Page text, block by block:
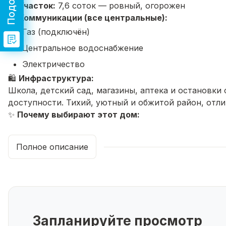
🌿
Участок: 7,6 соток — ровный, огорожен
🔌
Коммуникации (все центральные):
Газ (подключён)
Центральное водоснабжение
Электричество
🛍️ Инфраструктура:
Школа, детский сад, магазины, аптека и
доступности. Тихий, уютный и обжитой район,
✨ Почему выбирают этот дом:
Рациональная планировка, 2 этажа —
Большой участок — место для парковки,
📞 Звоните или пишите в сообщения!
Полное описание
Запланируйте просмотр